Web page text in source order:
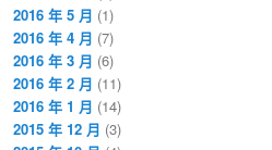
2016 年 5 月 (1)
2016 年 4 月 (7)
2016 年 3 月 (6)
2016 年 2 月 (11)
2016 年 1 月 (14)
2015 年 12 月 (3)